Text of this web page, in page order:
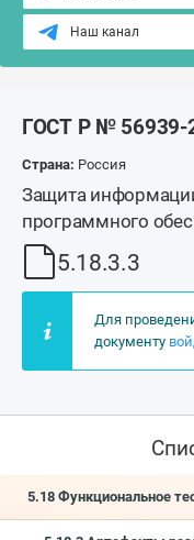
Наш канал
ГОСТ Р № 56939-
Страна: Россия
Защита
программного
5.18.3.3
Для
документу
5.18 Функциональное